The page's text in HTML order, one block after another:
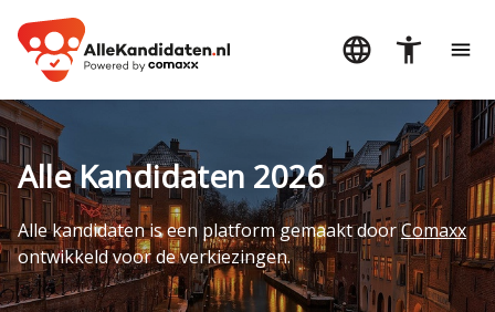
Alle Kandidaten 2026
Alle kandidaten is een platform gemaakt doorComaxx
ontwikkeld voor de verkiezingen.